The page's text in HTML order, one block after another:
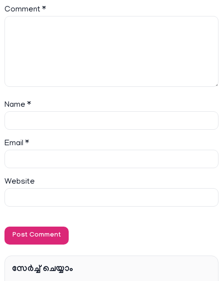
Comment*
Name*
Email*
Website
സേര്‍ച്ച്‌ ചെയ്യാം